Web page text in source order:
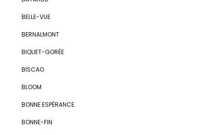
BELLE-VUE
BERNALMONT
BIQUET-GORÉE
BISCAO
BLOOM
BONNE ESPÉRANCE
BONNE-FIN